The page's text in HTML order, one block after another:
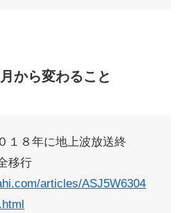
から変わること
１８年に地上波放送終
移行
articles/ASJ5W6304